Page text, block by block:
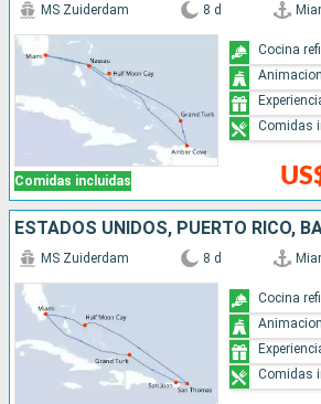
Comidas incluidas
MS Zuiderdam 8 d
Cocina
Comidas
MS Zuiderdam 8 d
Cocina
Comidas